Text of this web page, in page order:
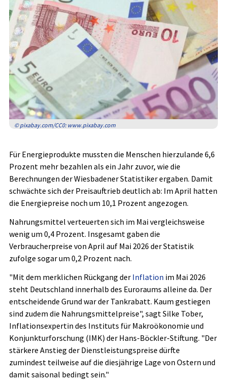
© pixabay.com/CC0: www.pixabay.com
Für Energieprodukte mussten die Menschen hierzulande 6,6
Prozent mehr bezahlen als ein Jahr zuvor, wie die
Berechnungen der Wiesbadener Statistiker ergaben. Damit
schwächte sich der Preisauftrieb deutlich ab: Im April hatten
die Energiepreise noch um 10,1 Prozent angezogen.
Nahrungsmittel verteuerten sich im Mai vergleichsweise
wenig um 0,4 Prozent. Insgesamt gaben die
Verbraucherpreise von April auf Mai 2026 der Statistik
zufolge sogar um 0,2 Prozent nach.
"Mit dem merklichen Rückgang der Inflation im Mai 2026
steht Deutschland innerhalb des Euroraums alleine da. Der
entscheidende Grund war der Tankrabatt. Kaum gestiegen
sind zudem die Nahrungsmittelpreise", sagt Silke Tober,
Inflationsexpertin des Instituts für Makroökonomie und
Konjunkturforschung (IMK) der Hans-Böckler-Stiftung. "Der
stärkere Anstieg der Dienstleistungspreise dürfte
zumindest teilweise auf die diesjährige Lage von Ostern und
damit saisonal bedingt sein."